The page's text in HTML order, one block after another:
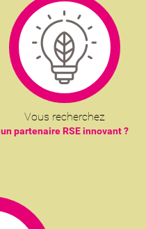
Vous recherchez
un partenaire RSE innovant ?